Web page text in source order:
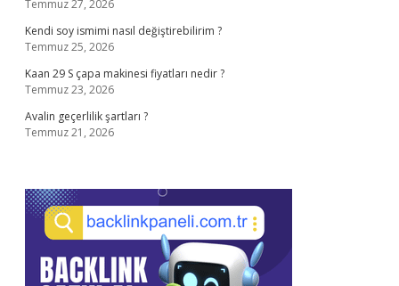
Temmuz 27, 2026
Kendi soy ismimi nasıl değiştirebilirim ?
Temmuz 25, 2026
Kaan 29 S çapa makinesi fiyatları nedir ?
Temmuz 23, 2026
Avalin geçerlilik şartları ?
Temmuz 21, 2026